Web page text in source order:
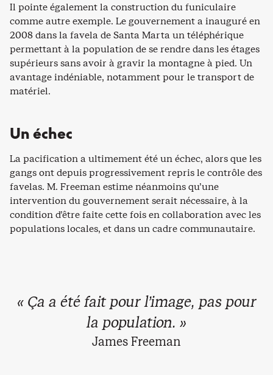
Il pointe également la construction du funiculaire
comme autre exemple. Le gouvernement a inauguré en
2008 dans la favela de Santa Marta un téléphérique
permettant à la population de se rendre dans les étages
supérieurs sans avoir à gravir la montagne à pied. Un
avantage indéniable, notamment pour le transport de
matériel.
Un échec
La pacification a ultimement été un échec, alors que les
gangs ont depuis progressivement repris le contrôle des
favelas. M. Freeman estime néanmoins qu’une
intervention du gouvernement serait nécessaire, à la
condition d’être faite cette fois en collaboration avec les
populations locales, et dans un cadre communautaire.
« Ça a été fait pour l’image, pas pour
la population. »
James Freeman